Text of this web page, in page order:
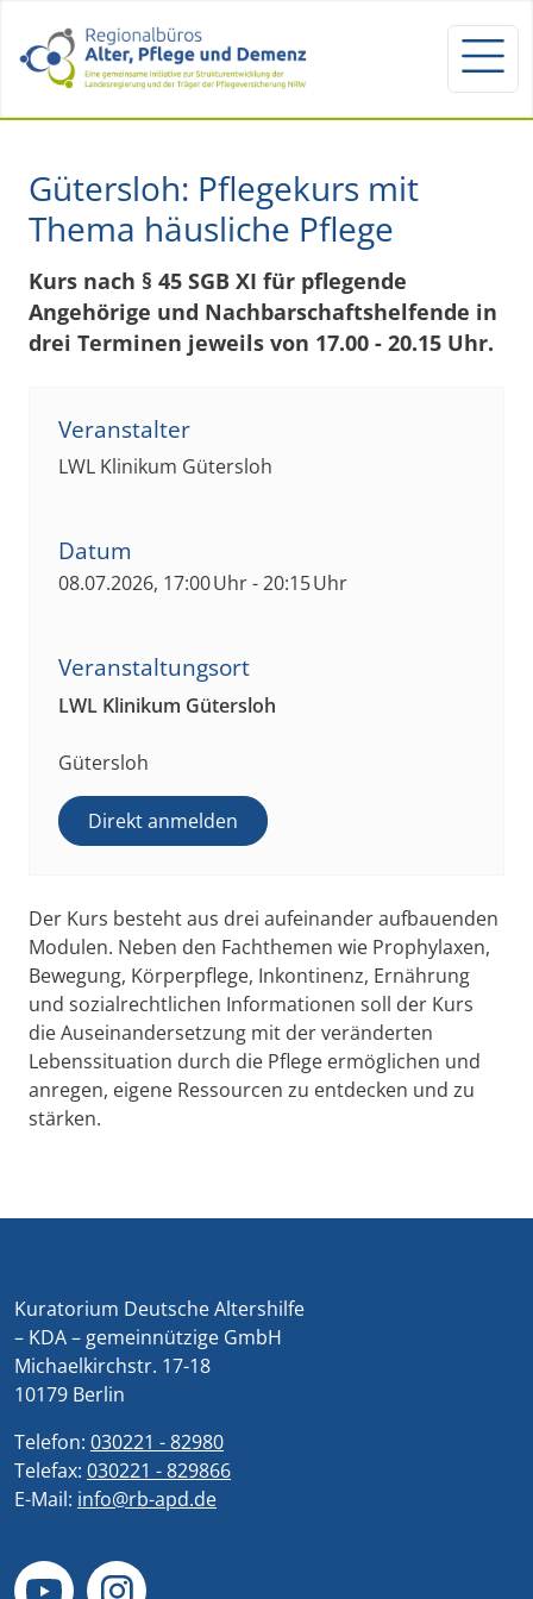
Gütersloh: Pflegekurs mit
Thema häusliche Pflege
Kurs nach § 45 SGB XI für pflegende
Angehörige und Nachbarschaftshelfende in
drei Terminen jeweils von 17.00 - 20.15 Uhr.
Veranstalter
LWL Klinikum Gütersloh
Datum
08.07.2026, 17:00 Uhr - 20:15 Uhr
Veranstaltungsort
LWL Klinikum Gütersloh
Gütersloh
Direkt anmelden
Der Kurs besteht aus drei aufeinander aufbauenden
Modulen. Neben den Fachthemen wie Prophylaxen,
Bewegung, Körperpflege, Inkontinenz, Ernährung
und sozialrechtlichen Informationen soll der Kurs
die Auseinandersetzung mit der veränderten
Lebenssituation durch die Pflege ermöglichen und
anregen, eigene Ressourcen zu entdecken und zu
stärken.
Kuratorium Deutsche Altershilfe
– KDA – gemeinnützige GmbH
Michaelkirchstr. 17-18
10179 Berlin
Telefon: 030221 - 82980
Telefax: 030221 - 829866
E-Mail: info@rb-apd.de